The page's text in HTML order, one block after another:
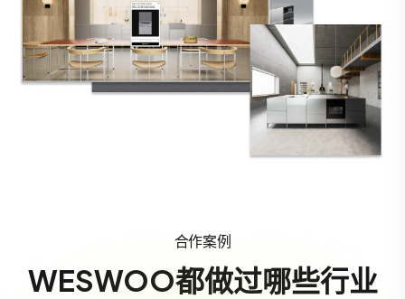
合作案例
WESWOO都做过哪些行业